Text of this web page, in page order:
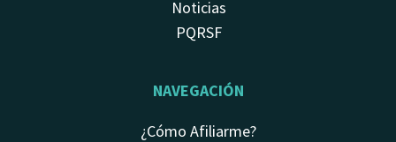
Noticias
PQRSF
NAVEGACIÓN
¿Cómo Afiliarme?